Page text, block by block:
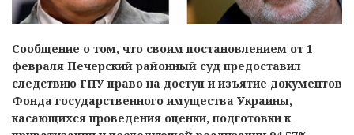
Сообщение о том, что своим постановлением от 1
февраля Печерский районный суд предоставил
следствию ГПУ право на доступ и изъятие документов
Фонда государственного имущества Украины,
касающихся проведения оценки, подготовки к